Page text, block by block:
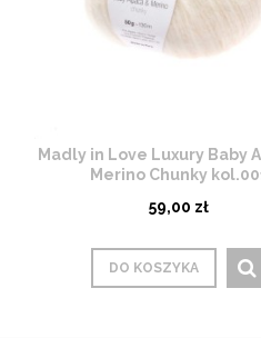
Madly in Love Luxury Baby
Merino Chunky
59,00 zł
DO KOSZYKA